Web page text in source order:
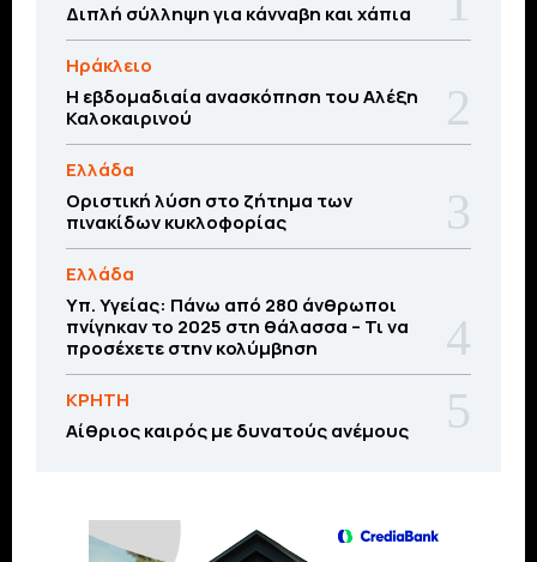
Διπλή σύλληψη για κάνναβη και χάπια
Ηράκλειο
Η εβδομαδιαία ανασκόπηση του Αλέξη
Καλοκαιρινού
Ελλάδα
Οριστική λύση στο ζήτημα των
πινακίδων κυκλοφορίας
Ελλάδα
Υπ. Υγείας: Πάνω από 280 άνθρωποι
πνίγηκαν το 2025 στη θάλασσα – Τι να
προσέχετε στην κολύμβηση
ΚΡΗΤΗ
Αίθριος καιρός με δυνατούς ανέμους